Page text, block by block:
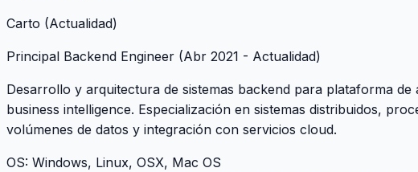
Carto (Actualidad)
Principal Backend Engineer (Abr 2021 - Actualidad)
Desarrollo y arquitectura de sistemas backend para plataforma de
business intelligence. Especialización en sistemas distribuidos,
volúmenes de datos y integración con servicios cloud.
OS: Windows, Linux, OSX, Mac OS